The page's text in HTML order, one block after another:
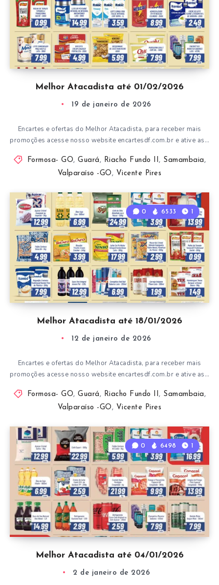
Melhor Atacadista até 01/02/2026
19 de janeiro de 2026
Encartes e ofertas do Melhor Atacadista, para receber mais
promoções acesse nosso website encartesdf.com.br e ative as…
Formosa- GO, Guará , Riacho Fundo II , Samambaia ,
Valparaíso -GO , Vicente Pires
Melhor Atacadista até 18/01/2026
0 6533 1
12 de janeiro de 2026
Encartes e ofertas do Melhor Atacadista, para receber mais
promoções acesse nosso website encartesdf.com.br e ative as…
Formosa- GO, Guará , Riacho Fundo II , Samambaia ,
Valparaíso -GO , Vicente Pires
Melhor Atacadista até 04/01/2026
0 6498 1
2 de janeiro de 2026